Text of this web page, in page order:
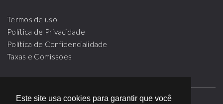
Este site usa cookies para garantir que você
Termos de uso
Política de Privacidade
Política de Confidencialidade
Taxas e Comissoes